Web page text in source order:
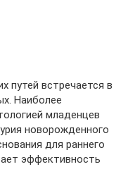
путей встречается в
Наиболее
младенцев
новорожденного
для раннего
эффективность